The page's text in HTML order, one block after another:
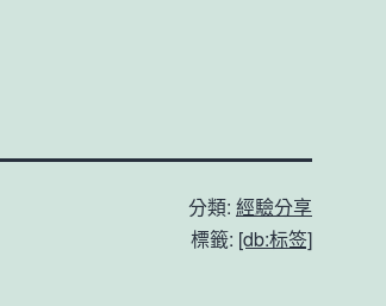
分類: 經驗分享
標籤: [db:标签]